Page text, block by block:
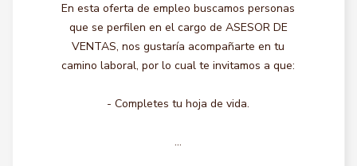
En esta oferta de empleo buscamos personas
que se perfilen en el cargo de ASESOR DE
VENTAS, nos gustaría acompañarte en tu
camino laboral, por lo cual te invitamos a que:
- Completes tu hoja de vida.
...